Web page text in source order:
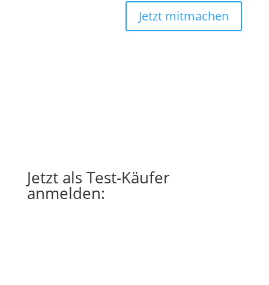
Jetzt mitmachen
Jetzt als Test-Käufer
anmelden: